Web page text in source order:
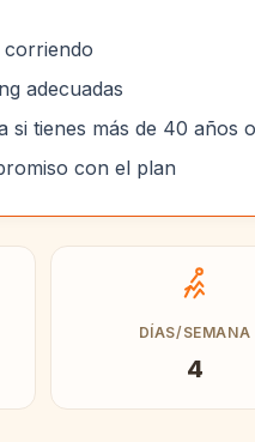
corriendo
adecuadas
si tienes más de 40 años
con el plan
DÍAS/SEMANA
4